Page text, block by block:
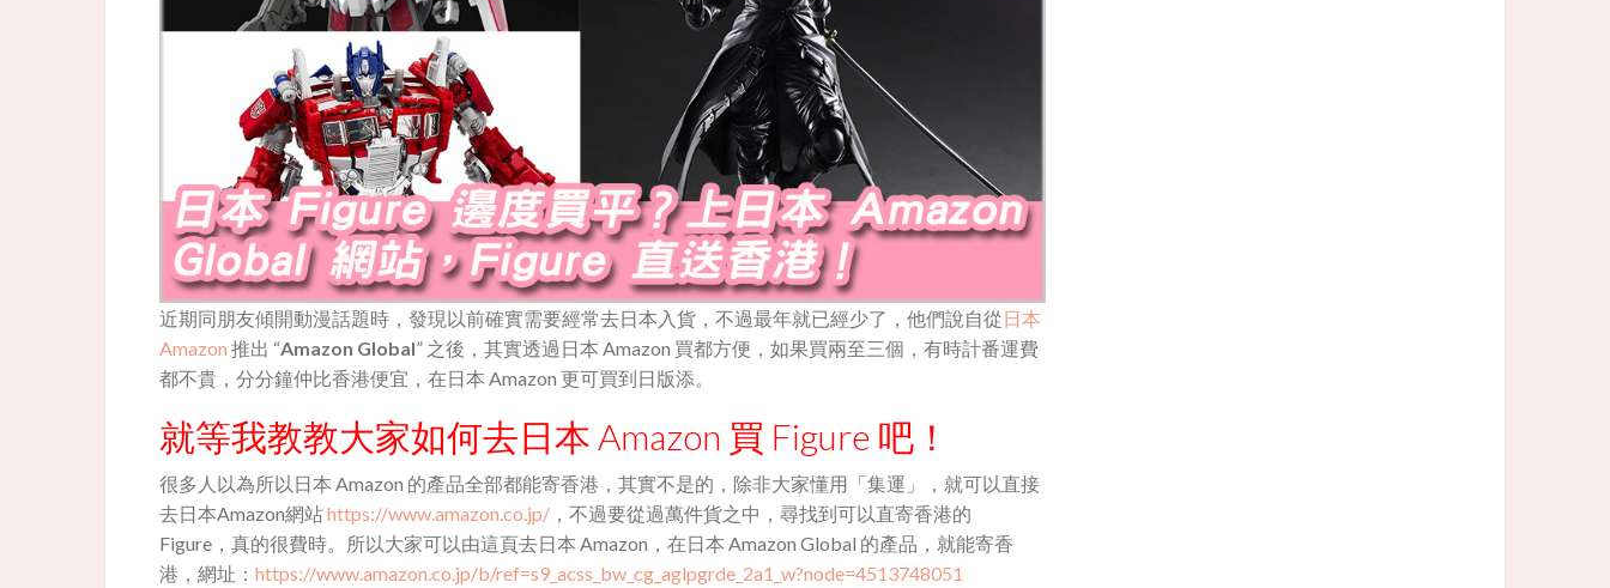
近期同朋友傾開動漫話題時，發現以前確實需要經常去日本入貨，不過最年就已經少了，他們說自從日本
Amazon 推出 “Amazon Global” 之後，其實透過日本 Amazon 買都方便，如果買兩至三個，有時計番運費
都不貴，分分鐘仲比香港便宜，在日本 Amazon 更可買到日版添。
就等我教教大家如何去日本 Amazon 買 Figure 吧！
很多人以為所以日本 Amazon 的產品全部都能寄香港，其實不是的，除非大家懂用「集運」，就可以直接
去日本Amazon網站https://www.amazon.co.jp/ ，不過要從過萬件貨之中，尋找到可以直寄香港的
Figure，真的很費時。所以大家可以由這頁去日本 Amazon，在日本 Amazon Global 的產品，就能寄香
港，網址： https://www.amazon.co.jp/b/ref=s9_acss_bw_cg_aglpgrde_2a1_w?node=4513748051